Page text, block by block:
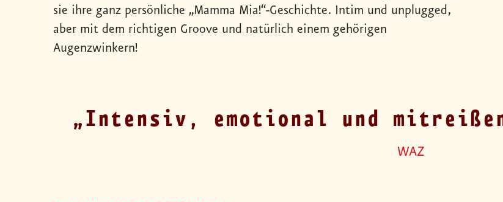
sie ihre ganz persönliche „Mamma Mia!“-Geschichte. Intim und unplugged,
aber mit dem richtigen Groove und natürlich einem gehörigen
Augenzwinkern!
Intensiv, emotional und
WAZ